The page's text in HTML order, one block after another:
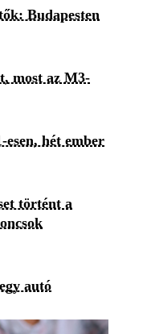
Budapesten
most az M3-
hét ember
történt a
autó